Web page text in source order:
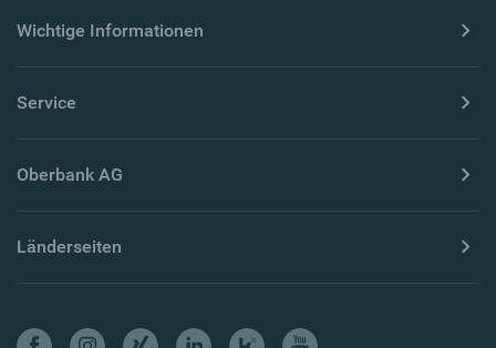
Wichtige Informationen
Service
Oberbank AG
Länderseiten